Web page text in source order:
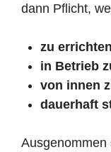
dann Pflicht,
zu errichten
in Betrieb
von innen
dauerhaft
Ausgenommen